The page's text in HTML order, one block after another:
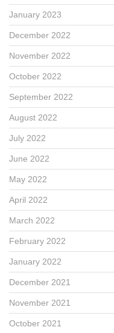
January 2023
December 2022
November 2022
October 2022
September 2022
August 2022
July 2022
June 2022
May 2022
April 2022
March 2022
February 2022
January 2022
December 2021
November 2021
October 2021